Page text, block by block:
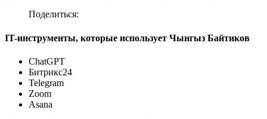
Поделиться:
IT-инструменты, которые использует Чынгыз Байтиков
ChatGPT
Битрикс24
Telegram
Zoom
Asana